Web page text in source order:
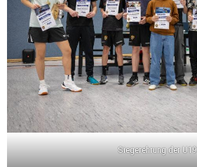
Siegerehrung der U19